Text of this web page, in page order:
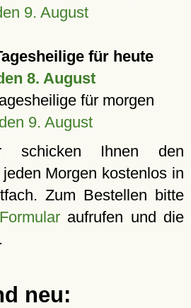
9. August
für heute
8. August
für morgen
9. August
schicken Ihnen den
jeden Morgen kostenlos in
Zum Bestellen bitte
aufrufen und die
neu: